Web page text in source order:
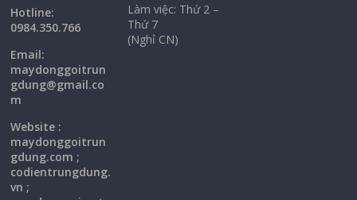
Hotline:
0984.350.766
Email:
maydonggoitrun
gdung@gmail.co
m
Website :
maydonggoitrun
gdung.com ;
codientrungdung.
vn ;
Làm việc: Thứ 2 –
Thứ 7
(Nghỉ CN)